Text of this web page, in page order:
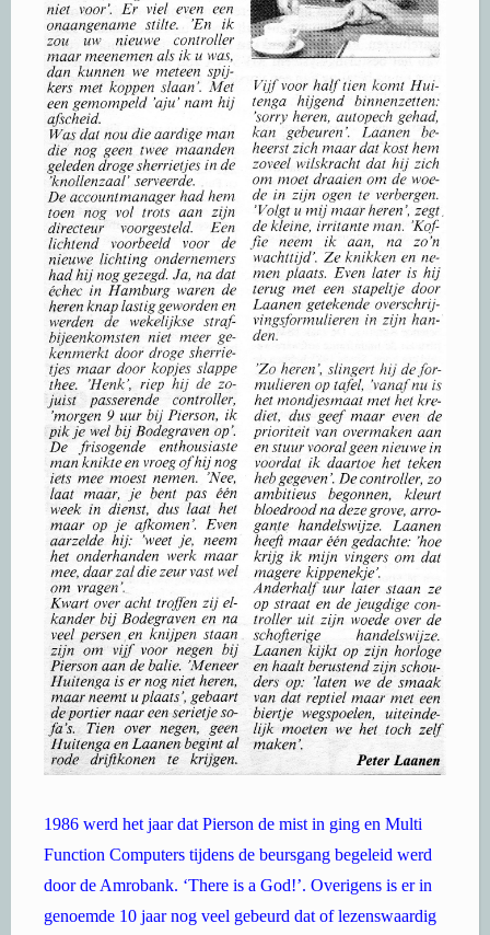
1986 werd het jaar dat Pierson de mist in ging en Multi
Function Computers tijdens de beursgang begeleid werd
door de Amrobank. ‘There is a God!’. Overigens is er in
genoemde 10 jaar nog veel gebeurd dat of lezenswaardig